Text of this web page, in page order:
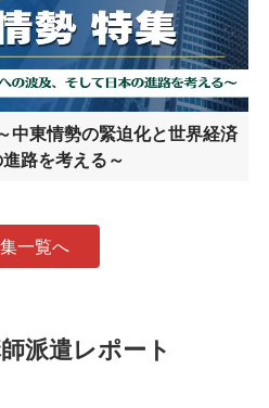
中東情勢の緊迫化と世界経済
路を考える～
一覧へ
派遣レポート